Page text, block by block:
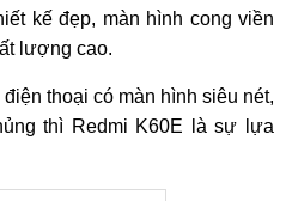
kế đẹp, màn hình cong viền
lượng cao.
thoại có màn hình siêu nét,
thì Redmi K60E là sự lựa